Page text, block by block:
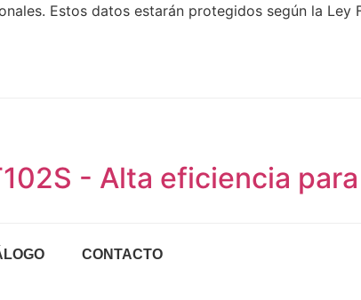
Estos datos estarán protegidos según la
- Alta eficiencia
CONTACTO